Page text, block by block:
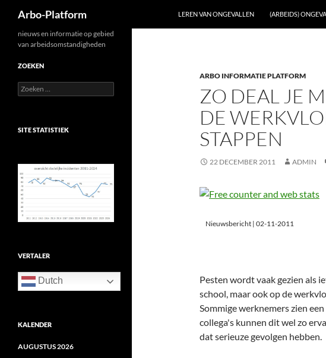
Arbo-Platform LEREN VAN ONGEVALLEN (ARBEIDS)
ARBO INFORMATIE PLATFORM
ZO DEAL JE
DE
STAPPEN
22 DECEMBER 2011 ADMIN
Nieuwsbericht | 02-11-2011
Pesten wordt vaak gezien als
school, maar ook op de
Sommige werknemers zien
collega's kunnen dit wel zo
dat serieuze gevolgen hebben.
nieuws en informatie op gebied
van arbeidsomstandigheden
ZOEKEN
Zoeken
naar:
SITE STATISTIEK
VERTALER
Dutch
KALENDER
AUGUSTUS 2026